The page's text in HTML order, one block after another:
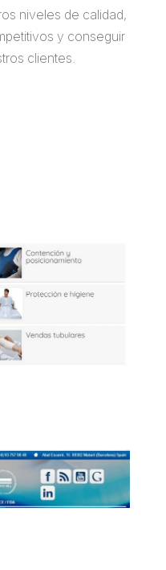
niveles de calidad,
y conseguir
clientes.